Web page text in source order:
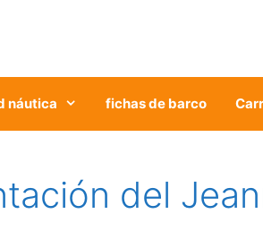
náutica fichas de barco
del